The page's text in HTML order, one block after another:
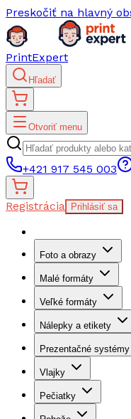
Preskočiť na hlavný
PrintExpert
Hľadať
Otvoriť menu
+421 917 545 003
Registrácia Prihlásiť sa
Foto a obrazy
Malé formáty
Veľké formáty
Nálepky a etikety
Prezentačné systémy
Vlajky
Pečiatky